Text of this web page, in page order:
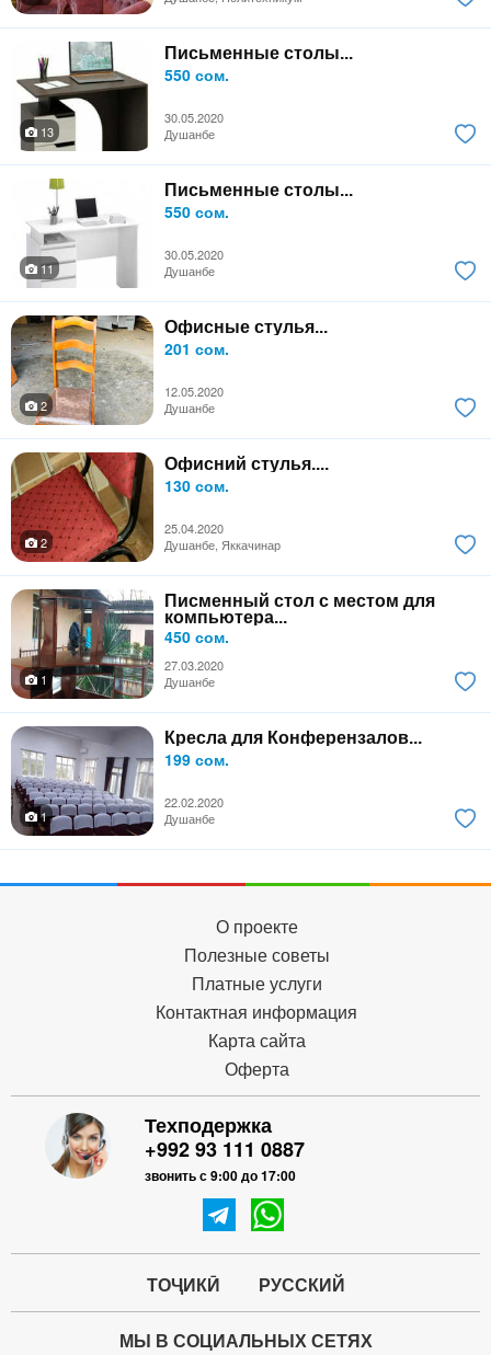
Письменные столы...
550 сом.
30.05.2020
13
Душанбе
Письменные столы...
550 сом.
30.05.2020
11
Душанбе
Офисные стулья...
201 сом.
12.05.2020
2
Душанбе
Офисний стулья....
130 сом.
25.04.2020
2
Душанбе, Яккачинар
Писменный стол с местом для
компьютера...
450 сом.
27.03.2020
1
Душанбе
Кресла для Конферензалов...
199 сом.
22.02.2020
1
Душанбе
О проекте
Полезные советы
Платные услуги
Контактная информация
Карта сайта
Оферта
Техподержка
+992 93 111 0887
звонить с 9:00 до 17:00
ТОҶИКӢ РУССКИЙ
МЫ В СОЦИАЛЬНЫХ СЕТЯХ